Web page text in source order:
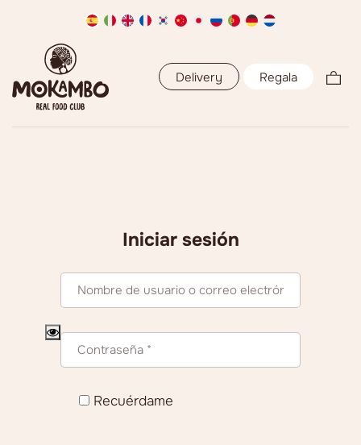
Delivery Regala
Iniciar sesión
Recuérdame